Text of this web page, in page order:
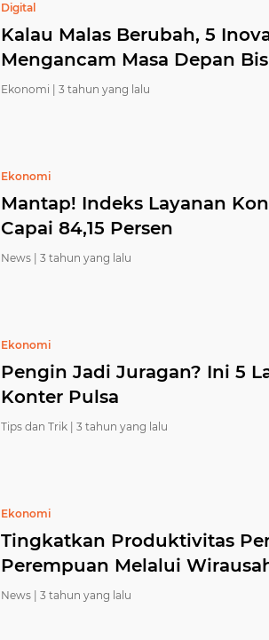
Digital
Kalau Malas Berubah, 5
Mengancam Masa Depan
Ekonomi | 3 tahun yang lalu
Ekonomi
Mantap! Indeks Layanan
Capai 84,15 Persen
News | 3 tahun yang lalu
Ekonomi
Pengin Jadi Juragan? Ini 5
Konter Pulsa
Tips dan Trik | 3 tahun yang lalu
Ekonomi
Tingkatkan Produktivitas
Perempuan Melalui
News | 3 tahun yang lalu